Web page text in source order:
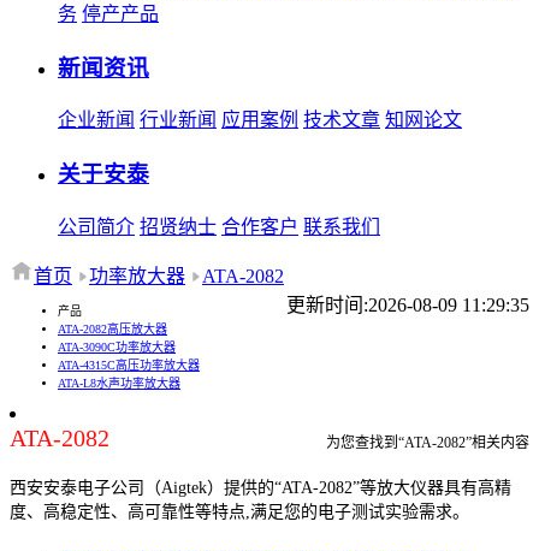
务 停产产品
新闻资讯
企业新闻 行业新闻 应用案例 技术文章 知网论文
关于安泰
公司简介 招贤纳士 合作客户 联系我们
首页 功率放大器
ATA-2082
更新时间:2026-08-09 11:29:35
产品
ATA-2082高压放大器
ATA-3090C功率放大器
ATA-4315C高压功率放大器
ATA-L8水声功率放大器
ATA-2082 为您查找到“ATA-2082”相关内容
西安安泰电子公司（Aigtek）提供的“ATA-2082”等放大仪器具有高精
度、高稳定性、高可靠性等特点,满足您的电子测试实验需求。